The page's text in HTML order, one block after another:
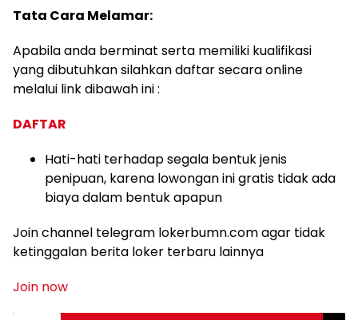
Tata Cara Melamar:
Apabila anda berminat serta memiliki kualifikasi
yang dibutuhkan silahkan daftar secara online
melalui link dibawah ini :
DAFTAR
Hati-hati terhadap segala bentuk jenis
penipuan, karena lowongan ini gratis tidak ada
biaya dalam bentuk apapun
Join channel telegram lokerbumn.com agar tidak
ketinggalan berita loker terbaru lainnya
Join now